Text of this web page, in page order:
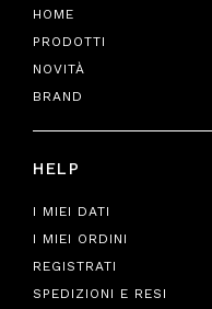
HOME
PRODOTTI
NOVITÀ
BRAND
HELP
I MIEI DATI
I MIEI ORDINI
REGISTRATI
SPEDIZIONI E RESI